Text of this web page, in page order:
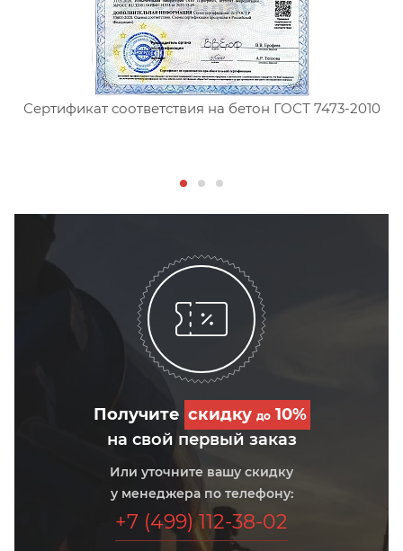
Сертификат соответствия на бетон ГОСТ 7473-2010
Получите скидку до10%
на свой первый заказ
Или уточните вашу скидку
у менеджера по телефону:
+7 (499) 112-38-02